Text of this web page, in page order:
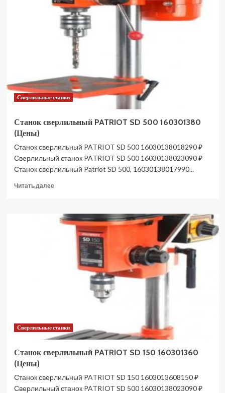
сверлильный
BELMASH
RDP430-
16F
S121A
(Цены)
Сверлильные станки
Станок сверлильный PATRIOT SD 500 160301380
(Цены)
Станок сверлильный PATRIOT SD 500 16030138018290 ₽
Сверлильный станок PATRIOT SD 500 16030138023090 ₽
Станок сверлильный Patriot SD 500, 16030138017990...
Читать далееПрочитать
Станок
сверлильный
PATRIOT
160301380
Сверлильные станки
Станок сверлильный PATRIOT SD 150 160301360
(Цены)
Станок сверлильный PATRIOT SD 150 1603013608150 ₽
Сверлильный станок PATRIOT SD 500 16030138023090 ₽